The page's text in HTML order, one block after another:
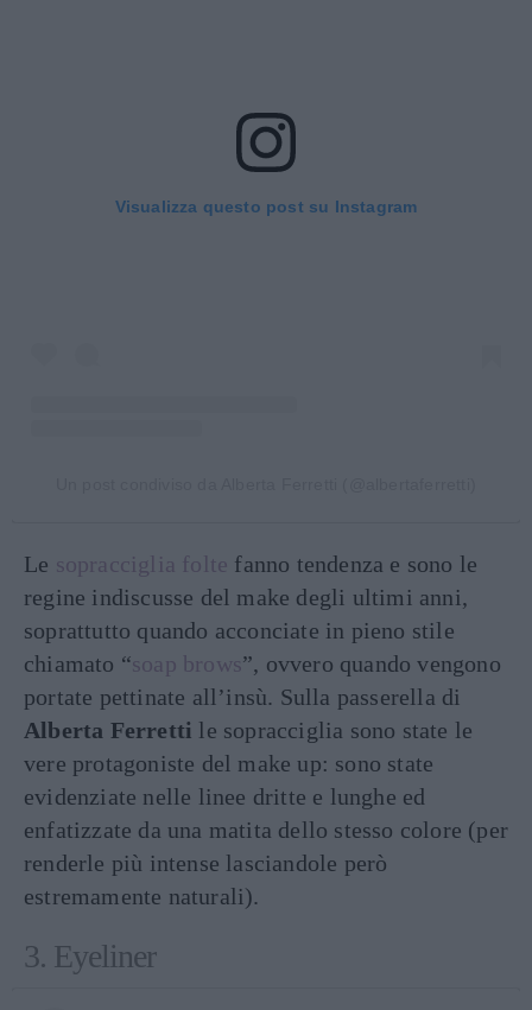
Visualizza questo post su Instagram
Le sopracciglia folte fanno tendenza e sono le
regine indiscusse del make degli ultimi anni,
soprattutto quando acconciate in pieno stile
chiamato “soap brows”, ovvero quando vengono
portate pettinate all’insù. Sulla passerella di
Alberta Ferretti le sopracciglia sono state le
vere protagoniste del make up: sono state
evidenziate nelle linee dritte e lunghe ed
enfatizzate da una matita dello stesso colore (per
renderle più intense lasciandole però
estremamente naturali).
3. Eyeliner